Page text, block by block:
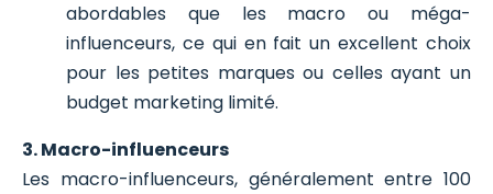
abordables que les macro ou méga-
influenceurs, ce qui en fait un excellent choix
pour les petites marques ou celles ayant un
budget marketing limité.
3. Macro-influenceurs
Les macro-influenceurs, généralement entre 100